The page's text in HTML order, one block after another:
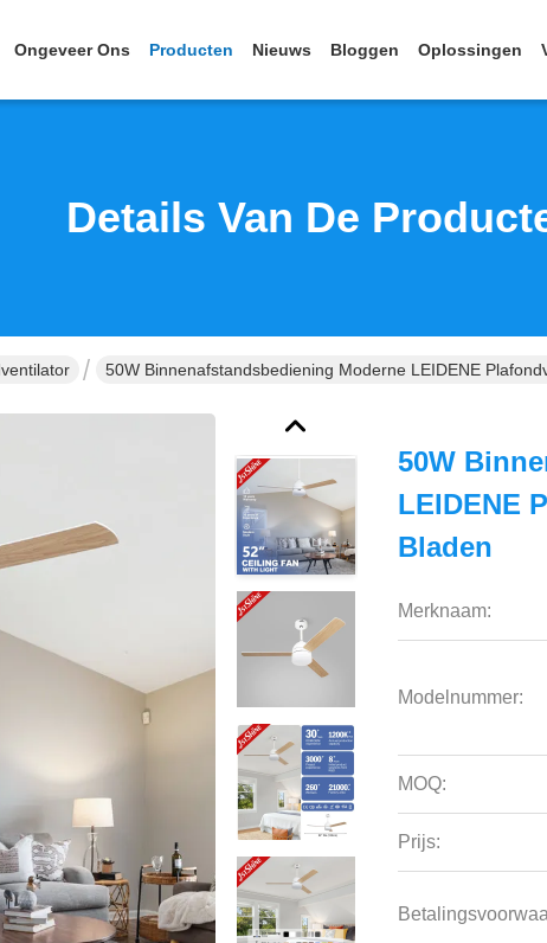
Ongeveer Ons Producten Nieuws Bloggen Oplossingen
Details Van De
50W Binnenafstandsbediening Moderne LEIDENE
50W
LEIDENE
Bladen
Merknaam:
Modelnummer:
MOQ:
Prijs: